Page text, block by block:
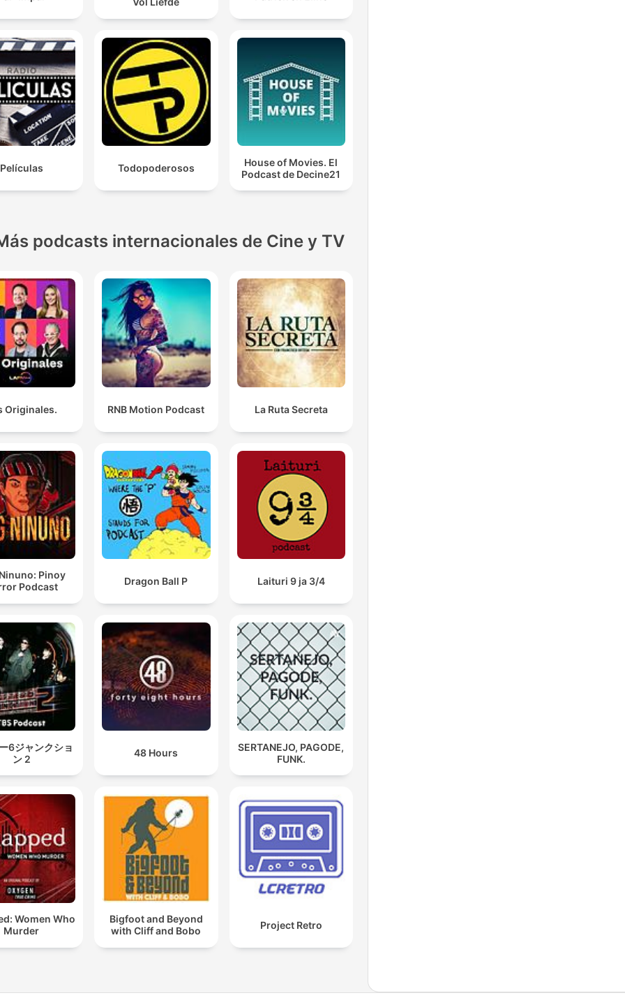
Películas Todopoderosos
House of Movies. El
Podcast de Decine21
podcasts internacionales de Cine y TV
Originales. RNB Motion Podcast La Ruta Secreta
Pinoy
Podcast
Dragon Ball P Laituri 9 ja 3/4
6ジャンクショ
ン 2
48 Hours
SERTANEJO, PAGODE,
FUNK.
Women Who
Murder
Bigfoot and Beyond
with Cliff and Bobo
Project Retro